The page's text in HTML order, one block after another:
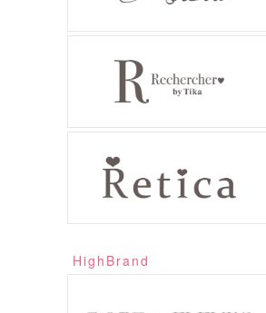
HighBrand